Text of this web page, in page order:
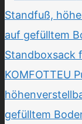
KOMFOTTEU
gefülltem